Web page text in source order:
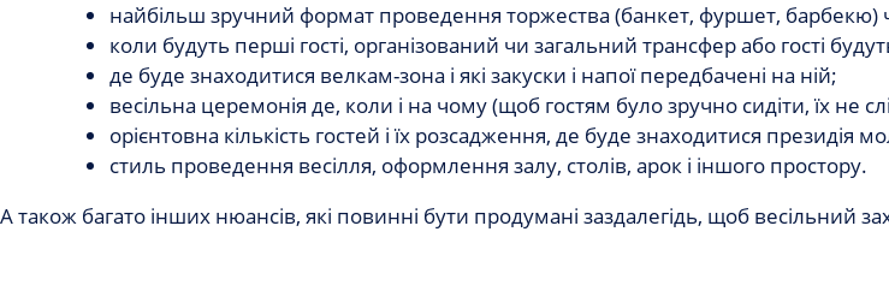
найбільш зручний формат проведення торжества (банкет, фуршет, барбекю)
коли будуть перші гості, організований чи загальний трансфер або гості
де буде знаходитися велкам-зона і які закуски і напої передбачені на ній;
весільна церемонія де, коли і на чому (щоб гостям було зручно сидіти, їх не
орієнтовна кількість гостей і їх розсадження, де буде знаходитися президія
стиль проведення весілля, оформлення залу, столів, арок і іншого простору.
А також багато інших нюансів, які повинні бути продумані заздалегідь, щоб весільний